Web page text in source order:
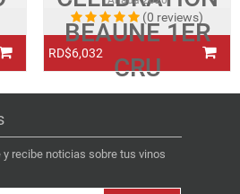
BEAUNE 1ER
CRU
(0 reviews)
RD$6,032
y recibe noticias sobre tus vinos